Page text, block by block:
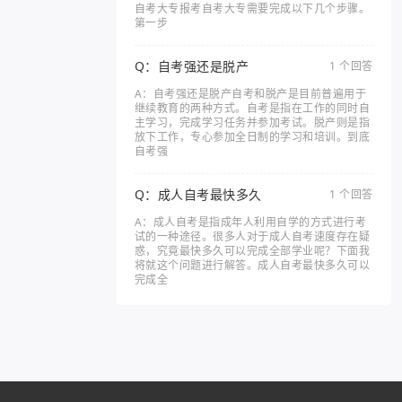
自考大专报考自考大专需要完成以下几个步骤。
第一步
Q：自考强还是脱产
1 个回答
A：自考强还是脱产自考和脱产是目前普遍用于
继续教育的两种方式。自考是指在工作的同时自
主学习，完成学习任务并参加考试。脱产则是指
放下工作，专心参加全日制的学习和培训。到底
自考强
Q：成人自考最快多久
1 个回答
A：成人自考是指成年人利用自学的方式进行考
试的一种途径。很多人对于成人自考速度存在疑
惑，究竟最快多久可以完成全部学业呢？下面我
将就这个问题进行解答。成人自考最快多久可以
完成全